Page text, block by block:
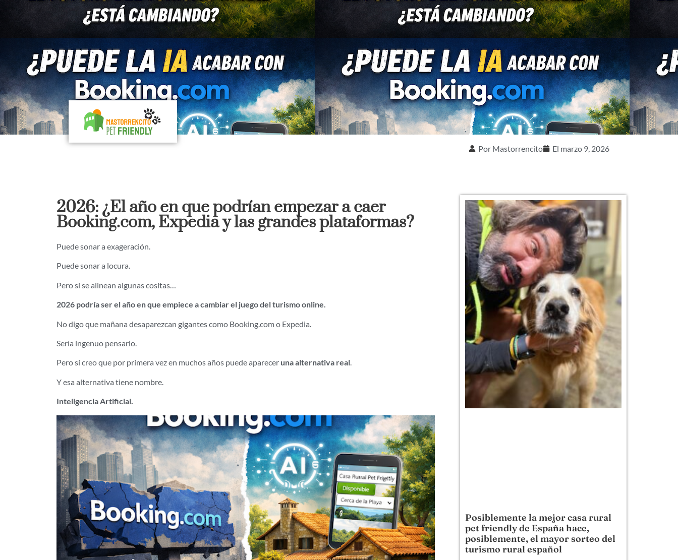
Por Mastorrencito El marzo 9, 2026
2026: ¿El año en que podrían empezar a caer
Booking.com, Expedia y las grandes plataformas?
Puede sonar a exageración.
Puede sonar a locura.
Pero si se alinean algunas cositas…
2026 podría ser el año en que empiece a cambiar el juego del turismo online.
No digo que mañana desaparezcan gigantes como Booking.com o Expedia.
Sería ingenuo pensarlo.
Pero sí creo que por primera vez en muchos años puede aparecer una alternativa real.
Y esa alternativa tiene nombre.
Inteligencia Artificial.
Posiblemente la mejor casa rural
pet friendly de España hace,
posiblemente, el mayor sorteo del
turismo rural español